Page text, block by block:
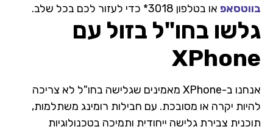
בווטסאפ או בטלפון 3018* כדי לעזור לכם בכל שלב.
גלשו בחו"ל בזול עם
XPhone
אנחנו ב-XPhone מאמינים שגלישה בחו"ל לא צריכה
להיות יקרה או מסובכת. עם חבילות רומינג משתלמות,
תוכנית צבירת גלישה ייחודית ותמיכה בטכנולוגיות